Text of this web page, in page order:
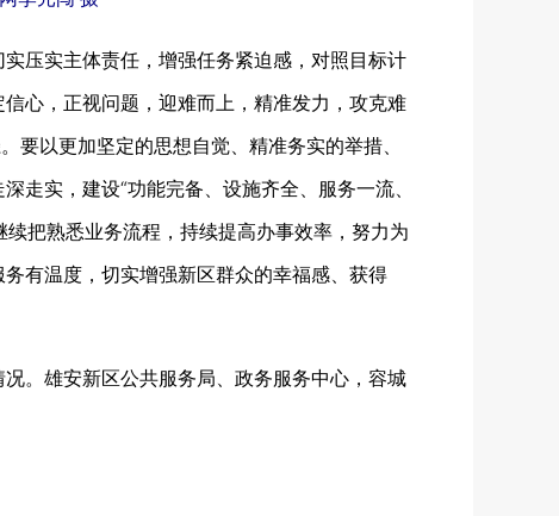
压实主体责任，增强任务紧迫感，对照目标计
心，正视问题，迎难而上，精准发力，攻克难
要以更加坚定的思想自觉、精准务实的举措、
走实，建设“功能完备、设施齐全、服务一流、
把熟悉业务流程，持续提高办事效率，努力为
有温度，切实增强新区群众的幸福感、获得
。雄安新区公共服务局、政务服务中心，容城